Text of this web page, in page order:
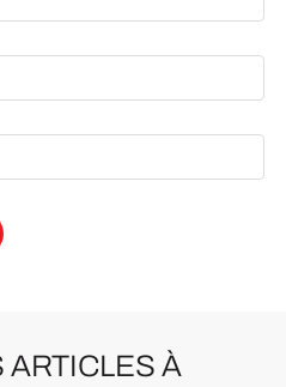
ARTICLES À